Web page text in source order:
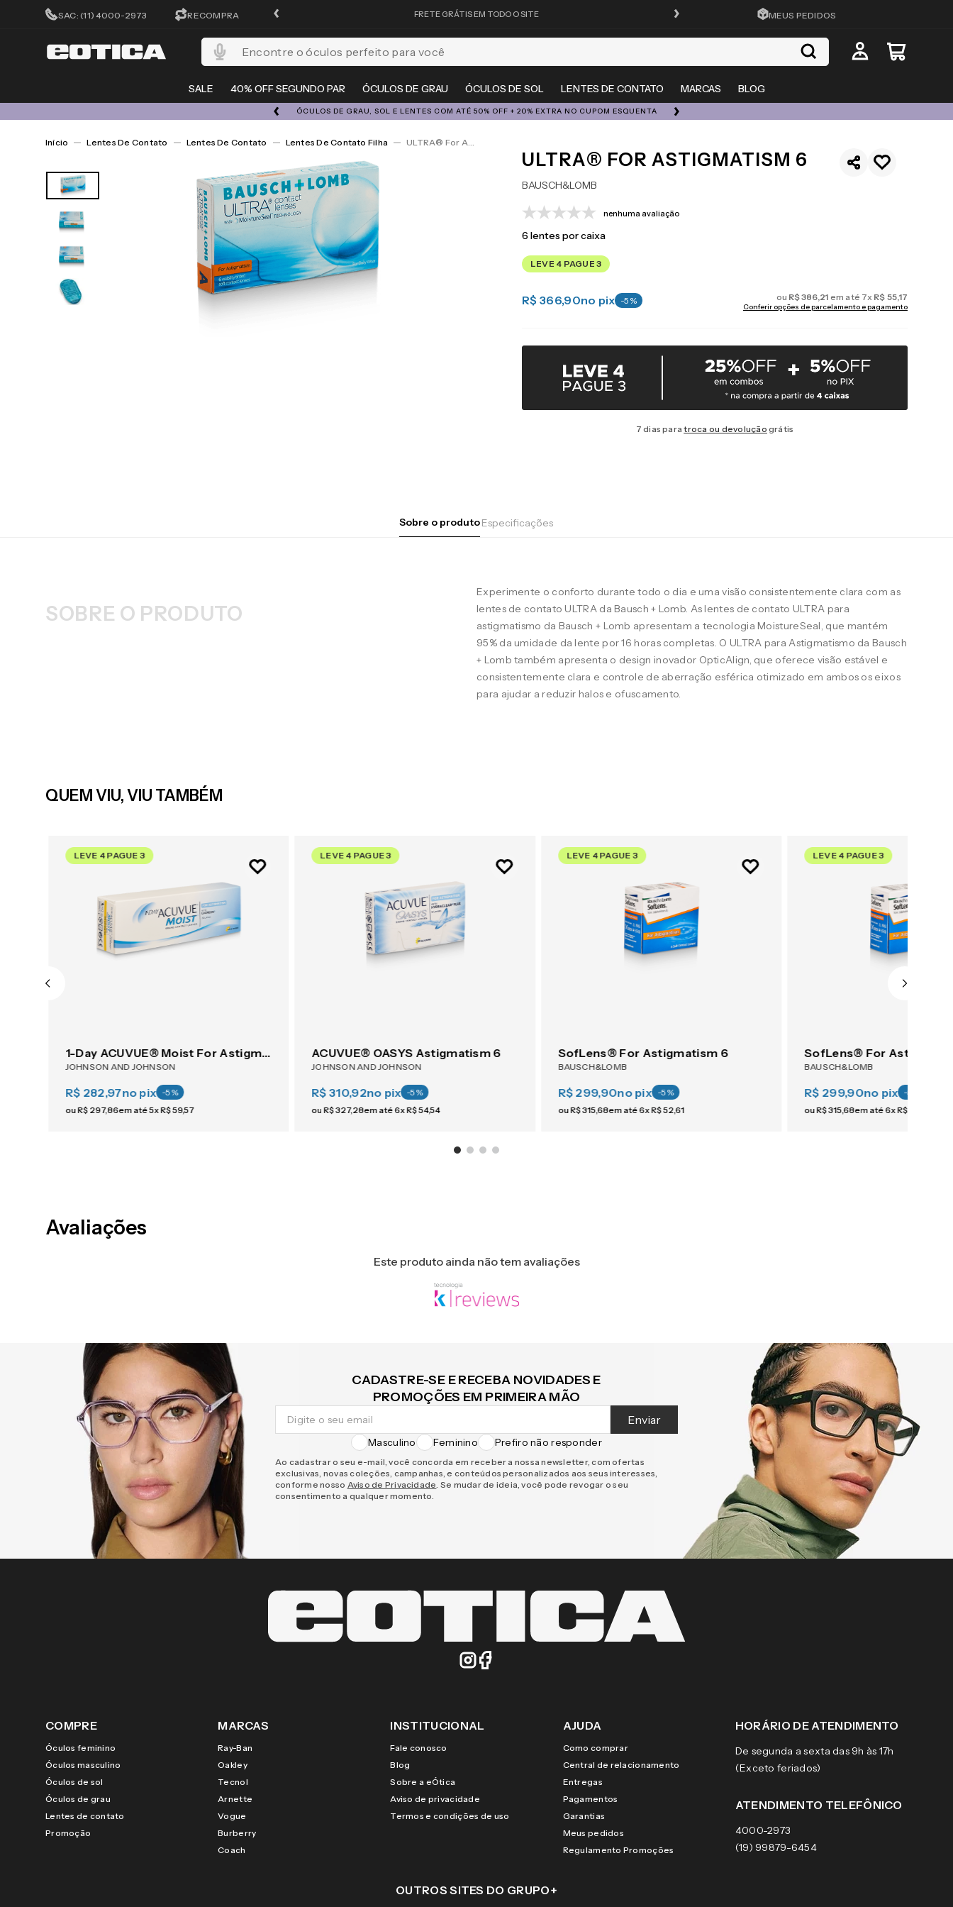
SAC: (11) 4000-2973 RECOMPRA
CADASTRA-SE E GANHE 15%OFF FRETE GRÁTIS EM TODO O SITE ATÉ 10X SEM JUROS
MEUS PEDIDOS
SALE 40% OFF SEGUNDO PAR ÓCULOS DE GRAU ÓCULOS DE SOL LENTES DE CONTATO MARCAS BLOG
Encontre o óculos perfeito para você
ÓCULOS DE GRAU, SOL E LENTES COM ATÉ 50% OFF + 20% EXTRA NO CUPOM ESQUENTA
Lentes De Contato Lentes De Contato Lentes De Contato Filha ULTRA® For Astigmatism 6
ULTRA® FOR ASTIGMATISM 6
BAUSCH&LOMB
nenhuma avaliação
6 lentes por caixa
LEVE 4 PAGUE 3
R$ 366,90no pix -5 % ou R$386,21 em até 7x R$ 55,17
Conferir opções de parcelamento e pagamento
7 dias paratroca ou devolução grátis
Sobre o produtoEspecificações
SOBRE O PRODUTO
Experimente o conforto durante todo o dia e uma visão consistentemente clara com as
lentes de contato ULTRA da Bausch + Lomb. As lentes de contato ULTRA para
astigmatismo da Bausch + Lomb apresentam a tecnologia MoistureSeal, que mantém
95% da umidade da lente por 16 horas completas. O ULTRA para Astigmatismo da Bausch
+ Lomb também apresenta o design inovador OpticAlign, que oferece visão estável e
consistentemente clara e controle de aberração esférica otimizado em ambos os eixos
para ajudar a reduzir halos e ofuscamento.
QUEM VIU, VIU TAMBÉM
LEVE 4 PAGUE 3
1-Day ACUVUE® Moist For Astigmatism 30
JOHNSON AND JOHNSON
R$ 282,97no pix -5%
ouR$ 297,86em até5xR$59,57
LEVE 4 PAGUE 3
ACUVUE® OASYS Astigmatism 6
JOHNSON AND JOHNSON
R$ 310,92no pix -5%
ouR$327,28em até6xR$54,54
LEVE 4 PAGUE 3
SofLens® For Astigmatism 6
BAUSCH&LOMB
R$ 299,90no pix -5%
ouR$315,68em até6xR$52,61
LEVE 4 PAGUE 3
SofLens® For
BAUSCH&LOMB
R$ 299,90no pix -5
ouR$315,68em até6xR$
Avaliações
Este produto ainda não tem avaliações
CADASTRE-SE E RECEBA NOVIDADES E
PROMOÇÕES EM PRIMEIRA MÃO
Enviar
Masculino Feminino Prefiro não responder
Ao cadastrar o seu e-mail, você concorda em receber a nossa newsletter, com ofertas
exclusivas, novas coleções, campanhas, e conteúdos personalizados aos seus interesses,
conforme nosso Aviso de Privacidade. Se mudar de ideia, você pode revogar o seu
consentimento a qualquer momento.
COMPRE
Óculos feminino
Óculos masculino
Óculos de sol
Óculos de grau
Lentes de contato
Promoção
MARCAS
Ray-Ban
Oakley
Tecnol
Arnette
Vogue
Burberry
Coach
INSTITUCIONAL
Fale conosco
Blog
Sobre a eÓtica
Aviso de privacidade
Termos e condições de uso
AJUDA
Como comprar
Central de relacionamento
Entregas
Pagamentos
Garantias
Meus pedidos
Regulamento Promoções
HORÁRIO DE ATENDIMENTO
De segunda a sexta das 9h às 17h
(Exceto feriados)
ATENDIMENTO TELEFÔNICO
4000-2973
(19) 99879-6454
OUTROS SITES DO GRUPO+